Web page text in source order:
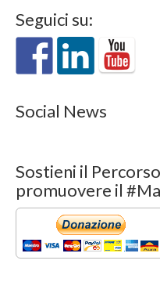
Seguici su:
Social News
Sostieni il
promuovere il